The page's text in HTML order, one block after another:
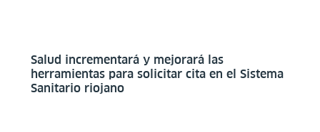
Salud incrementará y mejorará las
herramientas para solicitar cita en el Sistema
Sanitario riojano